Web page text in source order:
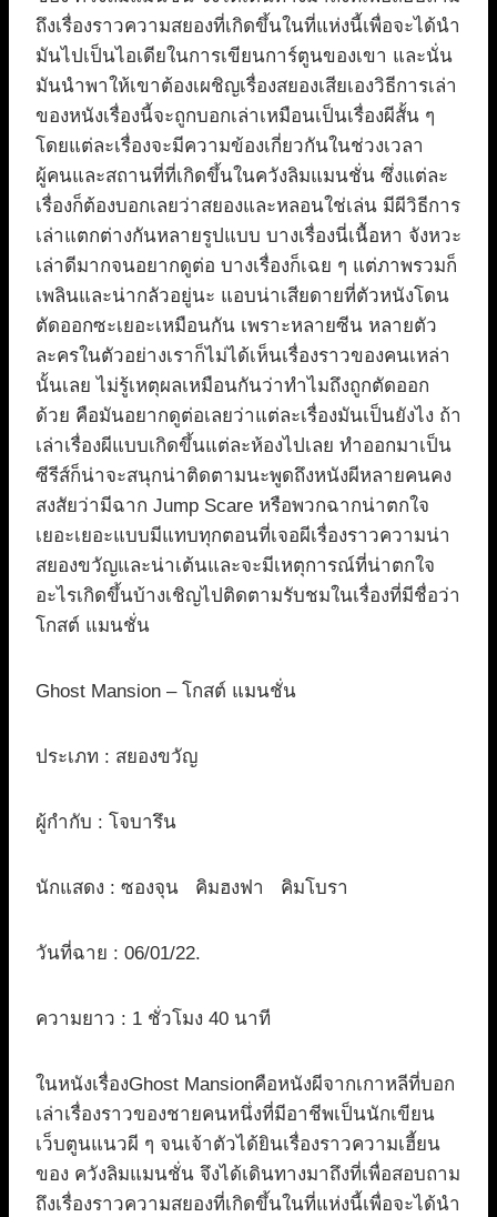
ถึงเรื่องราวความสยองที่เกิดขึ้นในที่แห่งนี้เพื่อจะได้นำ
มันไปเป็นไอเดียในการเขียนการ์ตูนของเขา และนั่น
มันนำพาให้เขาต้องเผชิญเรื่องสยองเสียเองวิธีการเล่า
ของหนังเรื่องนี้จะถูกบอกเล่าเหมือนเป็นเรื่องผีสั้น ๆ
โดยแต่ละเรื่องจะมีความข้องเกี่ยวกันในช่วงเวลา
ผู้คนและสถานที่ที่เกิดขึ้นในควังลิมแมนชั่น ซึ่งแต่ละ
เรื่องก็ต้องบอกเลยว่าสยองและหลอนใช่เล่น มีผีวิธีการ
เล่าแตกต่างกันหลายรูปแบบ บางเรื่องนี่เนื้อหา จังหวะ
เล่าดีมากจนอยากดูต่อ บางเรื่องก็เฉย ๆ แต่ภาพรวมก็
เพลินและน่ากลัวอยู่นะ แอบน่าเสียดายที่ตัวหนังโดน
ตัดออกซะเยอะเหมือนกัน เพราะหลายซีน หลายตัว
ละครในตัวอย่างเราก็ไม่ได้เห็นเรื่องราวของคนเหล่า
นั้นเลย ไม่รู้เหตุผลเหมือนกันว่าทำไมถึงถูกตัดออก
ด้วย คือมันอยากดูต่อเลยว่าแต่ละเรื่องมันเป็นยังไง ถ้า
เล่าเรื่องผีแบบเกิดขึ้นแต่ละห้องไปเลย ทำออกมาเป็น
ซีรีส์ก็น่าจะสนุกน่าติดตามนะพูดถึงหนังผีหลายคนคง
สงสัยว่ามีฉาก Jump Scare หรือพวกฉากน่าตกใจ
เยอะเยอะแบบมีแทบทุกตอนที่เจอผีเรื่องราวความน่า
สยองขวัญและน่าเต้นและจะมีเหตุการณ์ที่น่าตกใจ
อะไรเกิดขึ้นบ้างเชิญไปติดตามรับชมในเรื่องที่มีชื่อว่า
โกสต์ แมนชั่น
Ghost Mansion – โกสต์ แมนชั่น
ประเภท : สยองขวัญ
ผู้กำกับ : โจบารึน
นักแสดง : ซองจุน คิมฮงฟา คิมโบรา
วันที่ฉาย : 06/01/22.
ความยาว : 1 ชั่วโมง 40 นาที
ในหนังเรื่องGhost Mansionคือหนังผีจากเกาหลีที่บอก
เล่าเรื่องราวของชายคนหนึ่งที่มีอาชีพเป็นนักเขียน
เว็บตูนแนวผี ๆ จนเจ้าตัวได้ยินเรื่องราวความเฮี้ยน
ของ ควังลิมแมนชั่น จึงได้เดินทางมาถึงที่เพื่อสอบถาม
ถึงเรื่องราวความสยองที่เกิดขึ้นในที่แห่งนี้เพื่อจะได้นำ